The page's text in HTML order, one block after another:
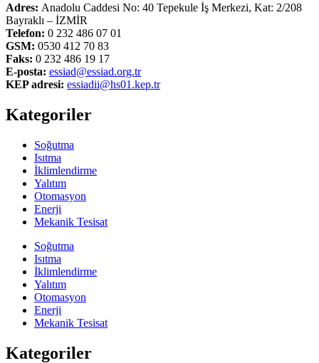
Adres: Anadolu Caddesi No: 40 Tepekule İş Merkezi, Kat: 2/208
Bayraklı – İZMİR
Telefon: 0 232 486 07 01
GSM: 0530 412 70 83
Faks: 0 232 486 19 17
E-posta: essiad@essiad.org.tr
KEP adresi: essiadii@hs01.kep.tr
Kategoriler
Soğutma
Isıtma
İklimlendirme
Yalıtım
Otomasyon
Enerji
Mekanik Tesisat
Soğutma
Isıtma
İklimlendirme
Yalıtım
Otomasyon
Enerji
Mekanik Tesisat
Kategoriler